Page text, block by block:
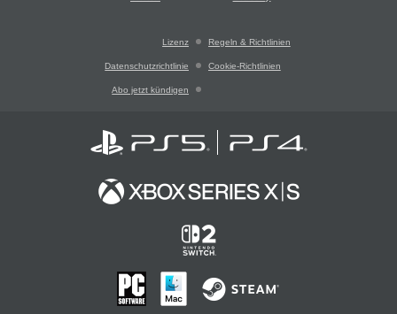
Lizenz Regeln & Richtlinien
Datenschutzrichtlinie Cookie-Richtlinien
Abo jetzt kündigen